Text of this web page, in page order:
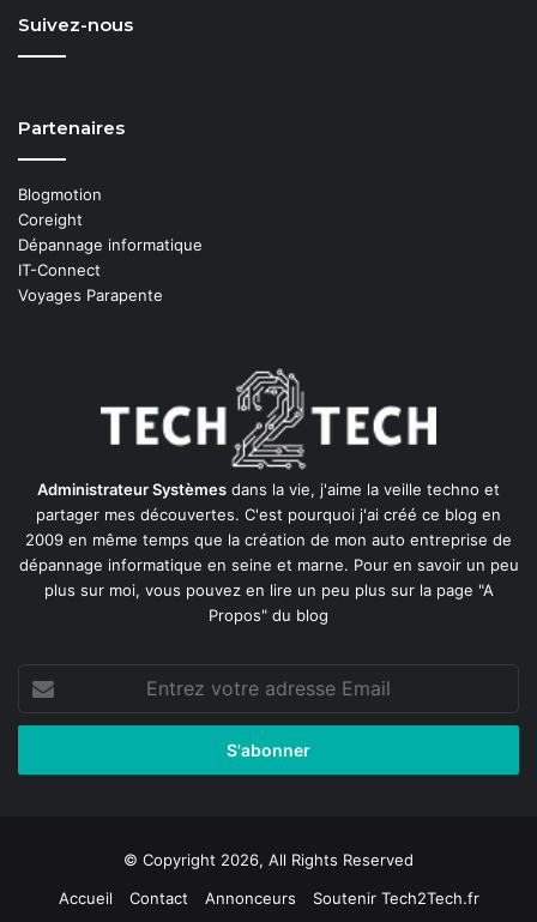
Suivez-nous
Partenaires
Blogmotion
Coreight
Dépannage informatique
IT-Connect
Voyages Parapente
Administrateur Systèmes dans la vie, j'aime la veille techno et
partager mes découvertes. C'est pourquoi j'ai créé ce blog en
2009 en même temps que la création de mon auto entreprise de
dépannage informatique en seine et marne. Pour en savoir un peu
plus sur moi, vous pouvez en lire un peu plus sur la page "A
Propos" du blog
Entrez
votre
adresse
© Copyright 2026, All Rights Reserved
Accueil
Contact Annonceurs Soutenir Tech2Tech.fr